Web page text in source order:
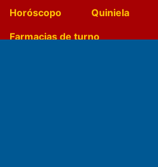
Horóscopo
Quiniela
Farmacias de turno